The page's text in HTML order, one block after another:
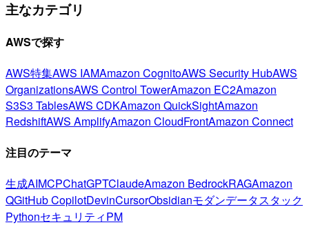
主なカテゴリ
AWSで探す
AWS特集AWS IAMAmazon CognitoAWS Security HubAWS
OrganizationsAWS Control TowerAmazon EC2Amazon
S3S3 TablesAWS CDKAmazon QuickSightAmazon
RedshiftAWS AmplifyAmazon CloudFrontAmazon Connect
注目のテーマ
生成AIMCPChatGPTClaudeAmazon BedrockRAGAmazon
QGitHub CopilotDevinCursorObsidianモダンデータスタック
PythonセキュリティPM